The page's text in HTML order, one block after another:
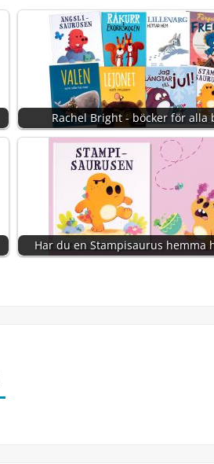
Rachel Bright - böcker för alla
Har du en Stampisaurus hemma